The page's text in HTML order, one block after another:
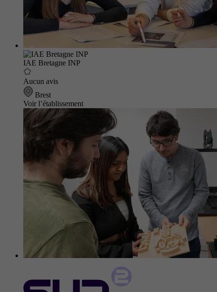
IAE Bretagne INP
Aucun avis
Brest
Voir l’établissement